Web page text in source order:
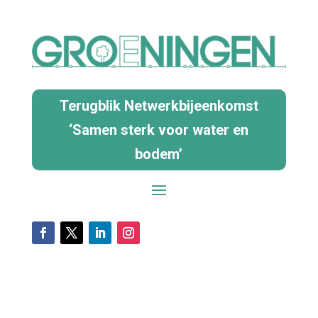
Terugblik Netwerkbijeenkomst
‘Samen sterk voor water en
bodem’